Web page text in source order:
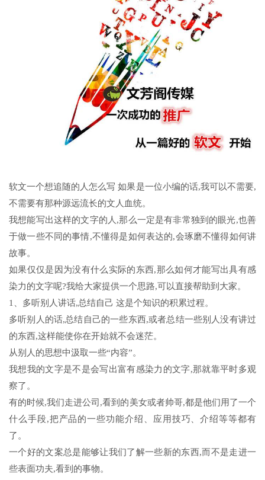
软文一个想追随的人怎么写 如果是一位小编的话,我可以不需要,
不需要有那种源远流长的文人血统。
我想能写出这样的文字的人,那么一定是有非常独到的眼光,也善
于做一些不同的事情,不懂得是如何表达的,会琢磨不懂得如何讲
故事。
如果仅仅是因为没有什么实际的东西,那么如何才能写出具有感
染力的文字呢?我给大家提供一个思路,可以直接帮助到大家。
1、多听别人讲话,总结自己 这是个知识的积累过程。
多听别人的话,总结自己的一些东西,或者总结一些别人没有讲过
的东西,这样能使你在开始就不会迷茫。
从别人的思想中汲取一些“内容”。
我想我的文字是不是会写出富有感染力的文字,那就靠平时多观
察了。
有的时候,我们走进公司,看到的美女或者帅哥,都是他们用了一个
什么手段,把产品的一些功能介绍、应用技巧、介绍等等都有
了。
一个好的文案总是能够让我们了解一些新的东西,而不是走进一
些表面功夫,看到的事物。